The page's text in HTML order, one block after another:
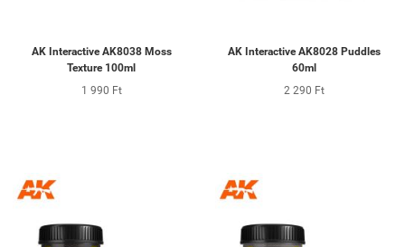
AK Interactive AK8038 Moss
Texture 100ml
1 990 Ft
AK Interactive AK8028 Puddles
60ml
2 290 Ft